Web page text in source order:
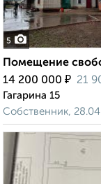
5
Помещение
14 200 000 ₽ 21
Гагарина 15
Собственник,